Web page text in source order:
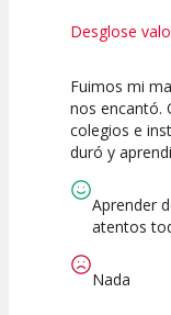
Desglose
10
Calidad del
Espectáculo
Fuimos mi
nos encantó.
colegios e
duró y
Aprender
atentos
Nada